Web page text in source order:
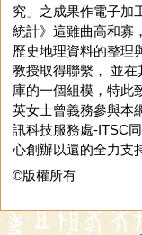
究」之成果作電子加
統計》這雖曲高和寡
歷史地理資料的整理
教授取得聯繫， 並
庫的一個組模，特此
英女士曾義務參與本
訊科技服務處-ITSC
心創辦以還的全力支
©版權所有